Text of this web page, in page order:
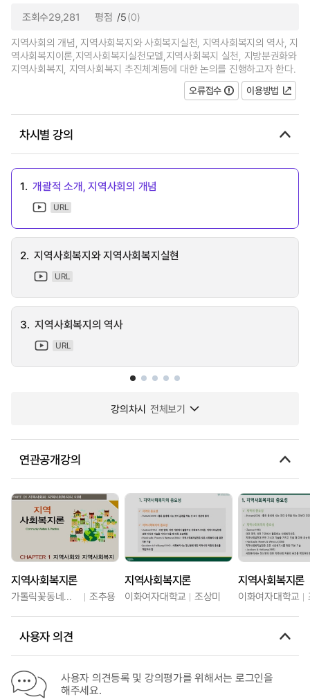
조회수29,281 평점 /5(0)
지역사회의 개념, 지역사회복지와 사회복지실천, 지역사회복지의 역사, 지
역사회복지이론,지역사회복지실천모델,지역사회복지 실천, 지방분권화와
지역사회복지, 지역사회복지 추진체계등에 대한 논의를 진행하고자 한다.
오류접수
이용방법
차시별 강의
1. 개괄적 소개, 지역사회의 개념
URL
2. 지역사회복지와 지역사회복지실현
URL
3. 지역사회복지의 역사
URL
강의차시 전체보기
연관공개강의
지역사회복지론
가톨릭꽃동네대학교 조추용
지역사회복지론
이화여자대학교 조상미
지역사회복지론
이화여자대학교
사용자 의견
사용자 의견등록 및 강의평가를 위해서는 로그인을
해주세요.